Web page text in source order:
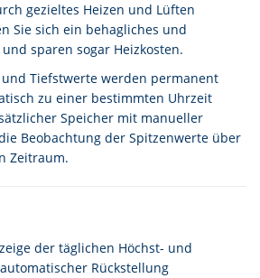
gezieltes Heizen und Lüften
Sie sich ein behagliches und
sparen sogar Heizkosten.
Tiefstwerte werden permanent
zu einer bestimmten Uhrzeit
Speicher mit manueller
Beobachtung der Spitzenwerte über
Zeitraum.
der täglichen Höchst- und
Rückstellung